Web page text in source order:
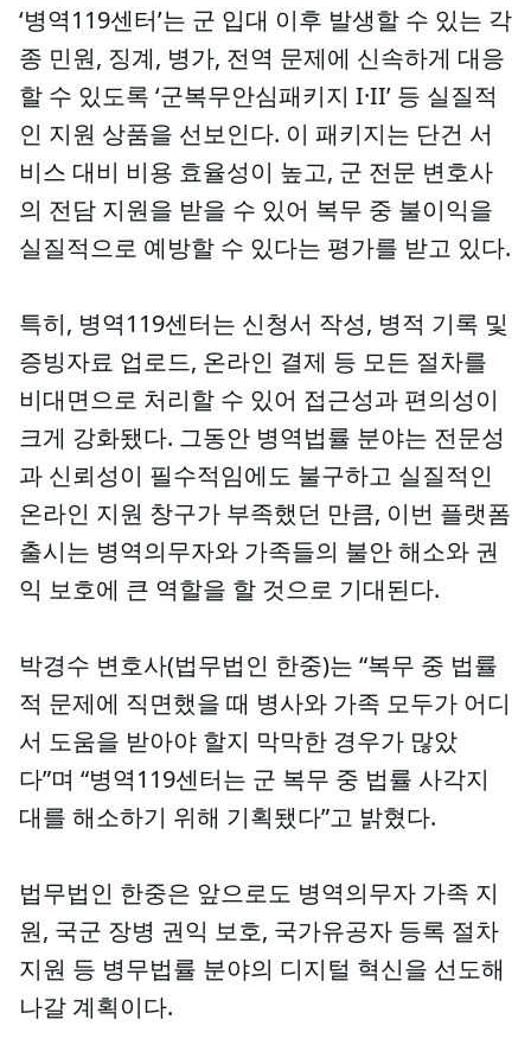
‘병역119센터’는 군 입대 이후 발생할 수 있는 각
종 민원, 징계, 병가, 전역 문제에 신속하게 대응
할 수 있도록 ‘군복무안심패키지 I·II’ 등 실질적
인 지원 상품을 선보인다. 이 패키지는 단건 서
비스 대비 비용 효율성이 높고, 군 전문 변호사
의 전담 지원을 받을 수 있어 복무 중 불이익을
실질적으로 예방할 수 있다는 평가를 받고 있다.
특히, 병역119센터는 신청서 작성, 병적 기록 및
증빙자료 업로드, 온라인 결제 등 모든 절차를
비대면으로 처리할 수 있어 접근성과 편의성이
크게 강화됐다. 그동안 병역법률 분야는 전문성
과 신뢰성이 필수적임에도 불구하고 실질적인
온라인 지원 창구가 부족했던 만큼, 이번 플랫폼
출시는 병역의무자와 가족들의 불안 해소와 권
익 보호에 큰 역할을 할 것으로 기대된다.
박경수 변호사(법무법인 한중)는 “복무 중 법률
적 문제에 직면했을 때 병사와 가족 모두가 어디
서 도움을 받아야 할지 막막한 경우가 많았
다”며 “병역119센터는 군 복무 중 법률 사각지
대를 해소하기 위해 기획됐다”고 밝혔다.
법무법인 한중은 앞으로도 병역의무자 가족 지
원, 국군 장병 권익 보호, 국가유공자 등록 절차
지원 등 병무법률 분야의 디지털 혁신을 선도해
나갈 계획이다.